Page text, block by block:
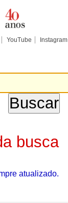
YouTube Instagram
busca
atualizado.